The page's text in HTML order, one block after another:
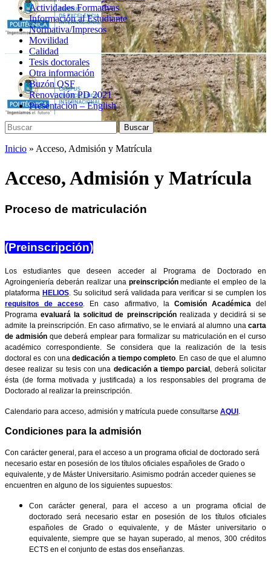
Actividades Formativas
Información al Estudiante
Normativa/Impresos
Movilidad
Calidad
Tesis doctorales
Otra información
Buzón QSF
Renovación PD 2021
Presentación – English
Buscar:
Buscar
Inicio » Acceso, Admisión y Matrícula
Acceso, Admisión y Matrícula
Proceso de matriculación
(Preinscripción)
Los estudiantes que deseen acceder al Programa de Doctorado en
Agroingeniería deberán realizar una preinscripciónmediante el empleo de la
plataforma HELIOS. Su solicitud será validada para verificar si se cumplen los
requisitos de acceso. En caso afirmativo, la Comisión Académicadel
Programaevaluará la solicitud de preinscripciónrealizada y decidirá si se
admite la preinscripción. En caso afirmativo, se le enviará al alumno una carta
de admisión que deberá emplear para formalizar su matriculación en el curso
académico correspondiente. Se considera que la realización de la tesis
doctoral es con unadedicación a tiempo completo. En caso de que el alumno
desee realizar su tesis con una dedicación a tiempo parcial , deberá solicitar
ésta (de forma motivada y justificada) a los responsables del programa de
Doctorado al realizar la preinscripción.
Calendario para acceso, admisión y matrícula puede consultarse AQUI .
Condiciones para la admisión
Con carácter general, para el acceso a un programa oficial de doctorado será
necesario estar en posesión de los títulos oficiales españoles de Grado o
equivalente, y de Máster Universitario. Asimismo podrán acceder quienes se
encuentren en alguno de los siguientes supuestos:
Con carácter general, para el acceso a un programa oficial de
doctorado será necesario estar en posesión de los títulos oficiales
españoles de Grado o equivalente, y de Máster universitario o
equivalente, siempre que se hayan superado, al menos, 300 créditos
ECTS en el conjunto de estas dos enseñanzas.